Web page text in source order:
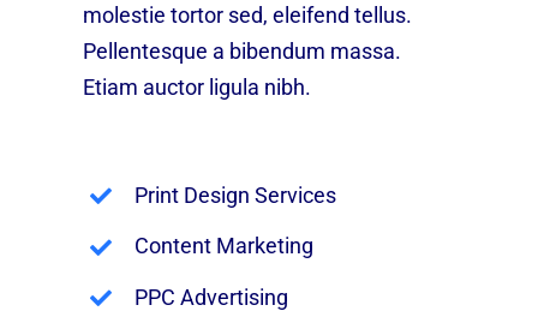
molestie tortor sed, eleifend tellus.
Pellentesque a bibendum massa.
Etiam auctor ligula nibh.
Print Design Services
Content Marketing
PPC Advertising